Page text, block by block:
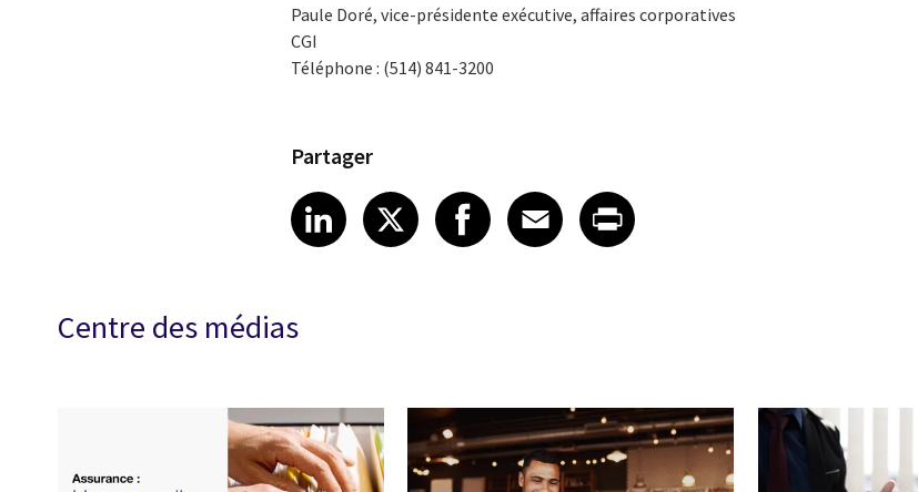
Paule Doré, vice-présidente exécutive, affaires corporatives
CGI
Téléphone : (514) 841-3200
Partager
Share article on LinkedIn
LinkedIn
Share article on X
XShare article on Facebook
Facebook
Share article on Email
Email
Share article on Print
Centre des médias